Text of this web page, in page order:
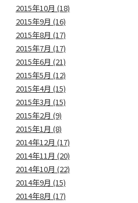
2015年10月 (18)
2015年9月 (16)
2015年8月 (17)
2015年7月 (17)
2015年6月 (21)
2015年5月 (12)
2015年4月 (15)
2015年3月 (15)
2015年2月 (9)
2015年1月 (8)
2014年12月 (17)
2014年11月 (20)
2014年10月 (22)
2014年9月 (15)
2014年8月 (17)